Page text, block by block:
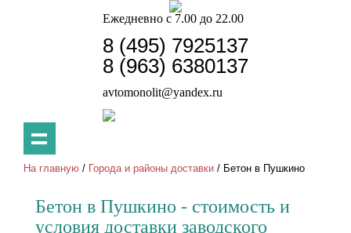
Ежедневно с 7.00 до 22.00
8 (495) 7925137
8 (963) 6380137
avtomonolit@yandex.ru
На главную / Города и районы доставки / Бетон в Пушкино
Бетон в Пушкино - стоимость и
условия доставки заводского